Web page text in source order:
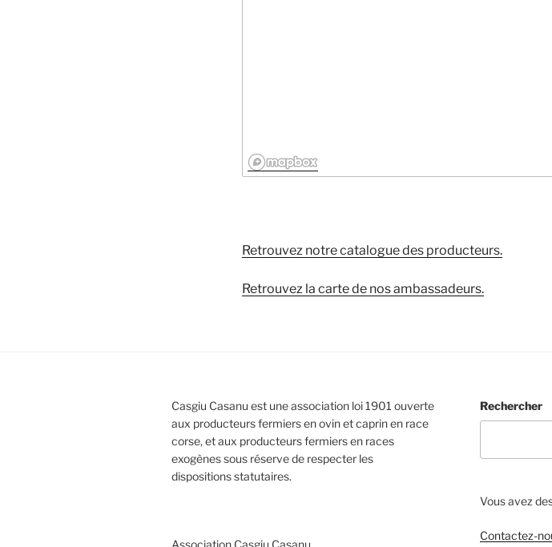
Retrouvez notre catalogue des producteurs.
Retrouvez la carte de nos ambassadeurs.
Casgiu Casanu est une association loi 1901 ouverte
aux producteurs fermiers en ovin et caprin en race
corse, et aux producteurs fermiers en races
exogènes sous réserve de respecter les
dispositions statutaires.
Association Casgiu Casanu
Rechercher
Vous avez
Contactez-